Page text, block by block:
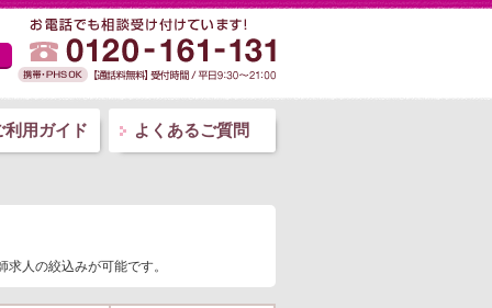
利用ガイド よくあるご質問
人の絞込みが可能です。